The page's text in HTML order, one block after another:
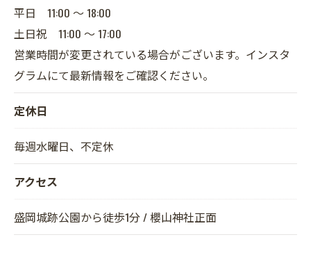
平日 11:00 〜 18:00
土日祝 11:00 〜 17:00
営業時間が変更されている場合がございます。インスタ
グラムにて最新情報をご確認ください。
定休日
毎週水曜日、不定休
アクセス
盛岡城跡公園から徒歩1分 / 櫻山神社正面